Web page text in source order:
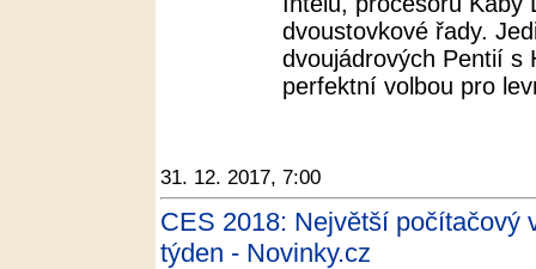
dvoustovkové řady.
dvoujádrových Pentií s
perfektní volbou pro
31. 12. 2017, 7:00
CES 2018: Největší počítačový
týden - Novinky.cz